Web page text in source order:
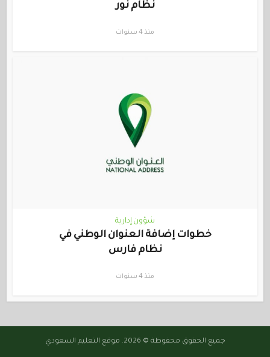
نظام نور
منذ 4 سنوات
شؤون إدارية
خطوات إضافة العنوان الوطني في
نظام فارس
منذ 4 سنوات
جميع الحقوق محفوظة © 2026. موقع التعليم السعودي